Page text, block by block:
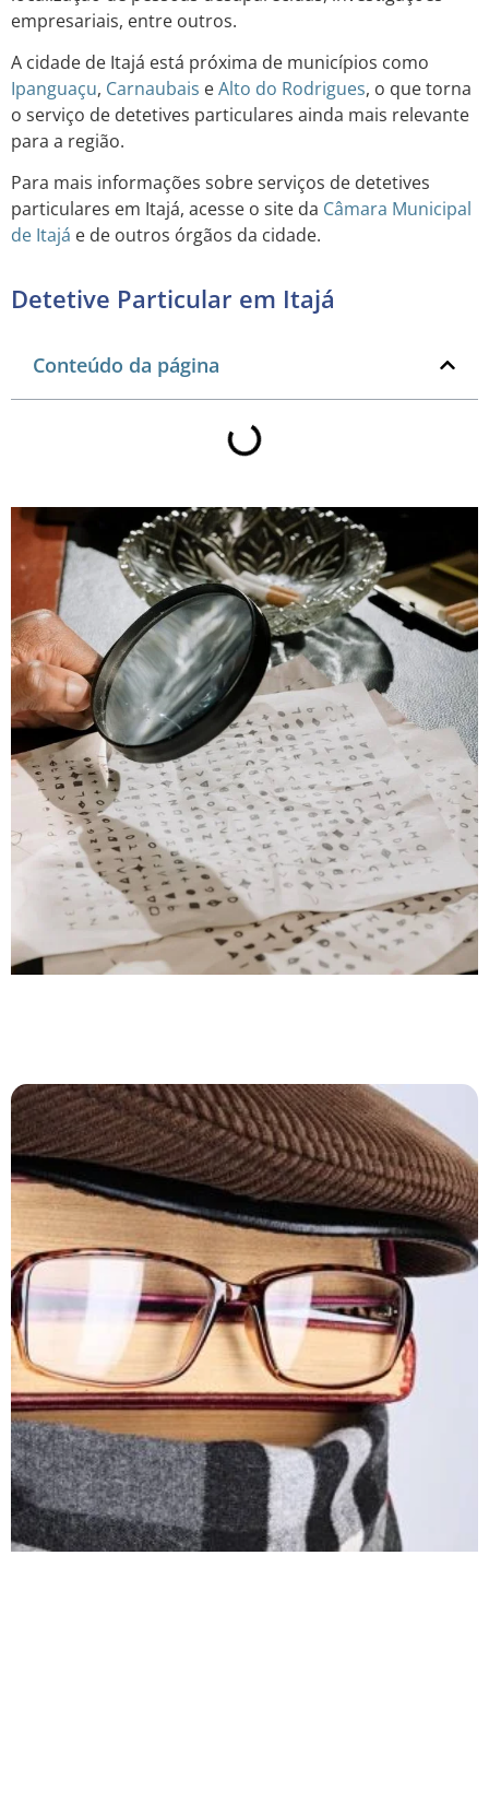
empresariais, entre outros.
A cidade de Itajá está próxima de municípios como
Ipanguaçu, Carnaubais eAlto do Rodrigues, o que torna
o serviço de detetives particulares ainda mais relevante
para a região.
Para mais informações sobre serviços de detetives
particulares em Itajá, acesse o site da Câmara Municipal
de Itajá e de outros órgãos da cidade.
Detetive Particular em Itajá
Conteúdo da página